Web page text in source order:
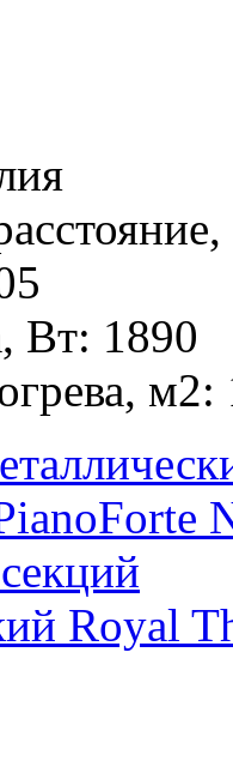
Вт: 1890
м2:
Royal